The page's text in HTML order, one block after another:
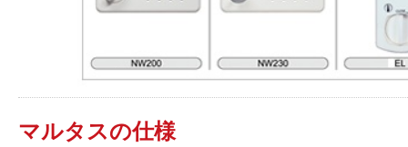
マルタスの仕様